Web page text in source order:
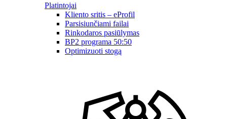
Platintojai
Kliento sritis – eProfil
Parsisiunčiami failai
Rinkodaros pasiūlymas
BP2 programa 50:50
Optimizuoti stogą